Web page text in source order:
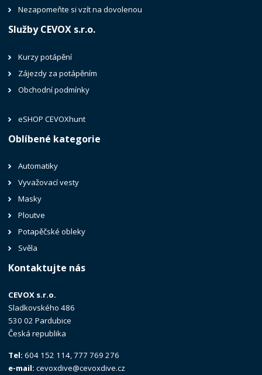
Nezapomeňte si vzít na dovolenou
Služby CEVOX s.r.o.
Kurzy potápění
Zájezdy za potápěním
Obchodní podmínky
eSHOP CEVOXhunt
Oblíbené kategorie
Automatiky
Vyvažovací vesty
Masky
Ploutve
Potapěčské obleky
Svěla
Kontaktujte nás
CEVOX s.r.o.
Sladkovského 486
530 02 Pardubice
Česká republika
Tel:604 152 114, 777 769 276
e-mail: cevoxdive@cevoxdive.cz